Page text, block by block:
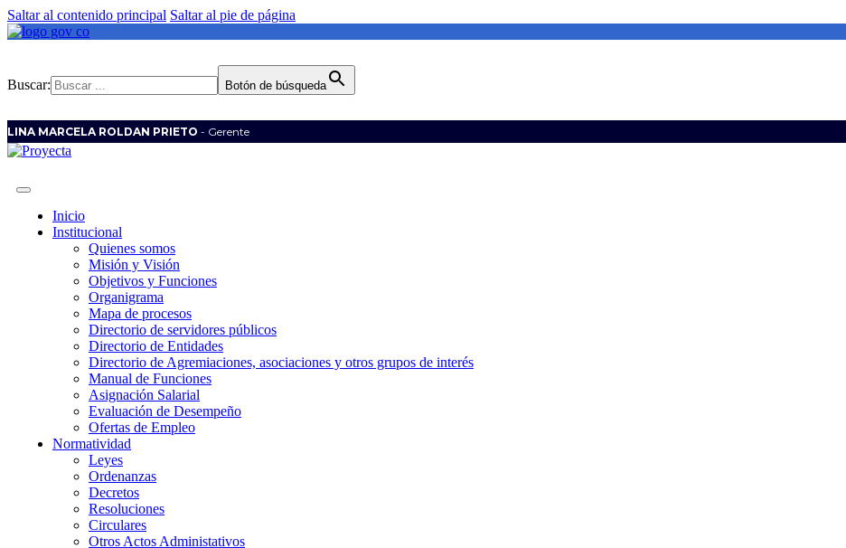
Saltar al contenido principal Saltar al pie de página
Buscar: Botón de búsqueda
LINA MARCELA ROLDAN PRIETO - Gerente
Inicio
Institucional
Quienes somos
Misión y Visión
Objetivos y Funciones
Organigrama
Mapa de procesos
Directorio de servidores públicos
Directorio de Entidades
Directorio de Agremiaciones, asociaciones y otros grupos de interés
Manual de Funciones
Asignación Salarial
Evaluación de Desempeño
Ofertas de Empleo
Normatividad
Leyes
Ordenanzas
Decretos
Resoluciones
Circulares
Otros Actos Administativos